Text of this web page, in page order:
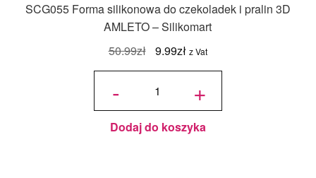
SCG055 Forma silikonowa do czekoladek i pralin 3D
AMLETO – Silikomart
50.99zł Pierwotna
cena
wynosiła:
9.99złAktualna
cena
9.99zł.
z Vat
-
ilość
silikonowa
do
czekoladek
i pralin 3D
AMLETO –
+
Dodaj do koszyka